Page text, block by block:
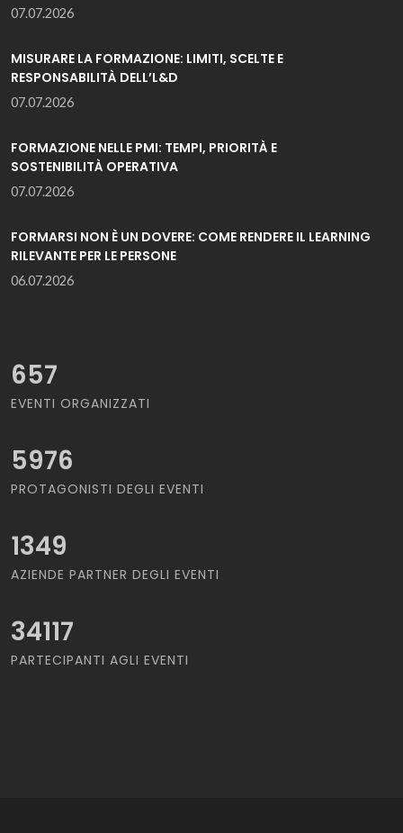
07.07.2026
MISURARE LA FORMAZIONE: LIMITI, SCELTE E
RESPONSABILITÀ DELL’L&D
07.07.2026
FORMAZIONE NELLE PMI: TEMPI, PRIORITÀ E
SOSTENIBILITÀ OPERATIVA
07.07.2026
FORMARSI NON È UN DOVERE: COME RENDERE IL LEARNING
RILEVANTE PER LE PERSONE
06.07.2026
657
EVENTI ORGANIZZATI
5976
PROTAGONISTI DEGLI EVENTI
1349
AZIENDE PARTNER DEGLI EVENTI
34117
PARTECIPANTI AGLI EVENTI